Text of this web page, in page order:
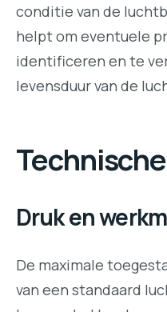
conditie van de
helpt om eventuele
identificeren en te
levensduur van de
Druk en
De maximale
van een standaard